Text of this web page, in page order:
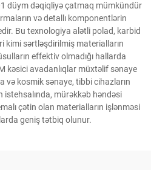
düym dəqiqliyə çatmaq mümkündür
və detallı komponentlərin
Bu texnologiya alətli polad, karbid
kimi sərtləşdirilmiş materialların
effektiv olmadığı hallarda
kəsici avadanlıqlar müxtəlif sənaye
və kosmik sənaye, tibbi cihazların
istehsalında, mürəkkəb həndəsi
çətin olan materialların işlənməsi
geniş tətbiq olunur.